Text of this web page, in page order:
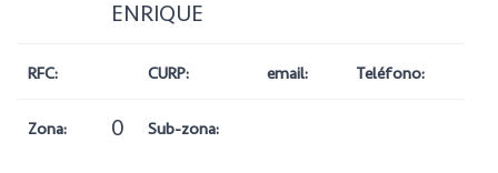
ENRIQUE
RFC: CURP: email: Teléfono:
Zona: 0 Sub-zona: